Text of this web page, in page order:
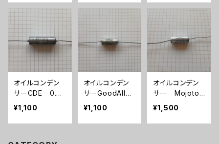
オイルコンデン
サーCDE 0.0
47uF【在庫限
り】
¥1,100
オイルコンデン
サーGoodAll
0.033uF【在庫
限り】
¥1,100
オイルコンデン
サー Mojoton
e Vitamin T
0.022uF/600V
【在庫限り】
¥1,500